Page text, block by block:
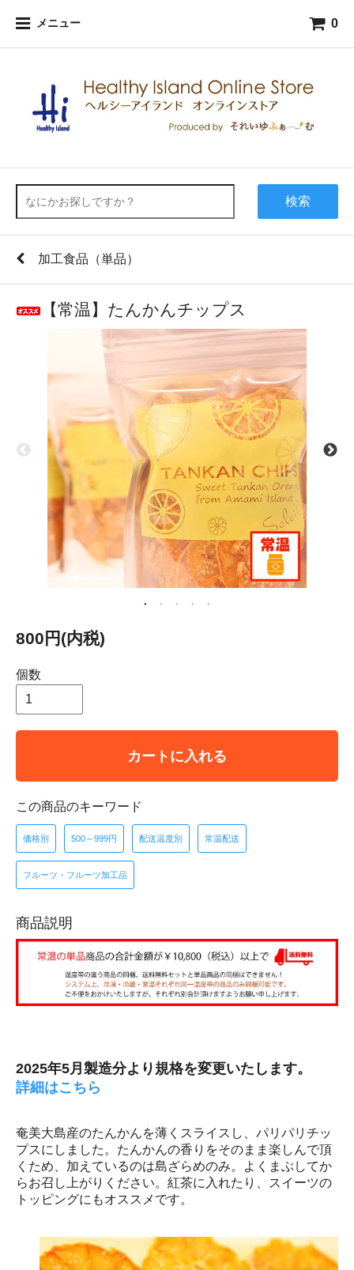
メニュー 0
検索
加工食品（単品）
【常温】たんかんチップス
800円(内税)
個数
カートに入れる
この商品のキーワード
価格別 500～999円 配送温度別 常温配送
フルーツ・フルーツ加工品
商品説明
2025年5月製造分より規格を変更いたします。
詳細はこちら
奄美大島産のたんかんを薄くスライスし、パリパリチッ
プスにしました。たんかんの香りをそのまま楽しんで頂
くため、加えているのは島ざらめのみ。よくまぶしてか
らお召し上がりください。紅茶に入れたり、スイーツの
トッピングにもオススメです。